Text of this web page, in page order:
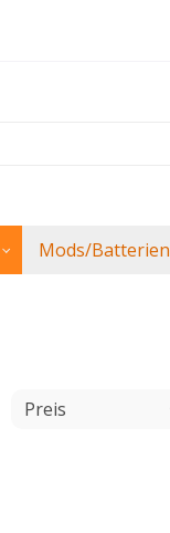
Mods/Batterien
Preis